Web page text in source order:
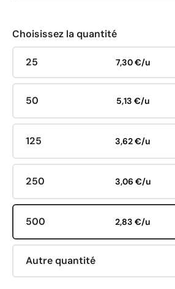
Choisissez la quantité
25 7,30 €/u
50 5,13 €/u
125 3,62 €/u
250 3,06 €/u
500 2,83 €/u
Autre quantité